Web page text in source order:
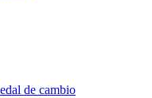
de cambio